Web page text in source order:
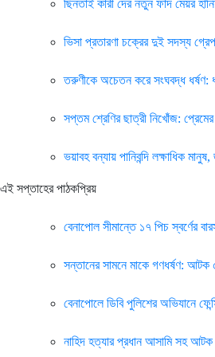
ছিনতাই কারী দের নতুন ফাঁদ মেয়র
ভিসা প্রতারণা চক্রের দুই সদস্য
তরুণীকে অচেতন করে সংঘবদ্ধ ধর্ষণ:
সপ্তম শ্রেণির ছাত্রী নিখোঁজ:
ভয়াবহ বন্যায় পানিবন্দি লক্ষাধিক
এই সপ্তাহের পাঠকপ্রিয়
বেনাপোল সীমান্তে ১৭ পিচ স্বর্ণের
সন্তানের সামনে মাকে গণধর্ষণ: আটক
বেনাপোলে ডিবি পুলিশের অভিযানে
নাহিদ হত্যার প্রধান আসামি সহ